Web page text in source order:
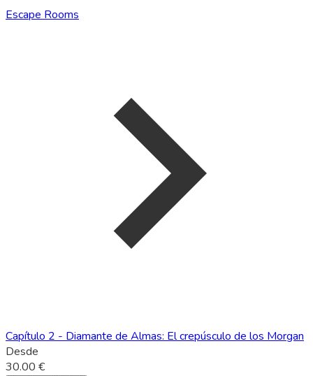
Escape Rooms
Capítulo 2 - Diamante de Almas: El crepúsculo de los Morgan
Desde
30.00 €